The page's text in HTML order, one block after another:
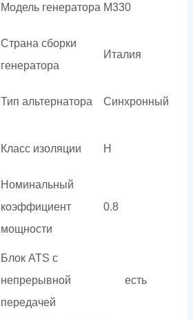
Модель генератора M330
Страна сборки
генератора
Италия
Тип альтернатора Синхронный
Класс изоляции H
Номинальный
коэффициент
мощности
0.8
Блок ATS с
непрерывной
передачей
есть